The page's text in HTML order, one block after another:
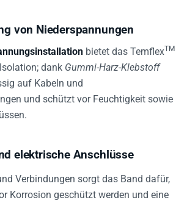
von Niederspannungen
bietet das TemflexTM
dank Gummi-Harz-Klebstoff
auf Kabeln und
und schützt vor Feuchtigkeit sowie
elektrische Anschlüsse
Verbindungen sorgt das Band dafür,
Korrosion geschützt werden und eine